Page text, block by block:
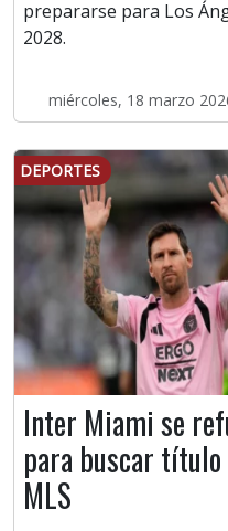
prepararse para Los
2028.
miércoles, 18 marzo
DEPORTES
Inter Miami se
para buscar título
MLS